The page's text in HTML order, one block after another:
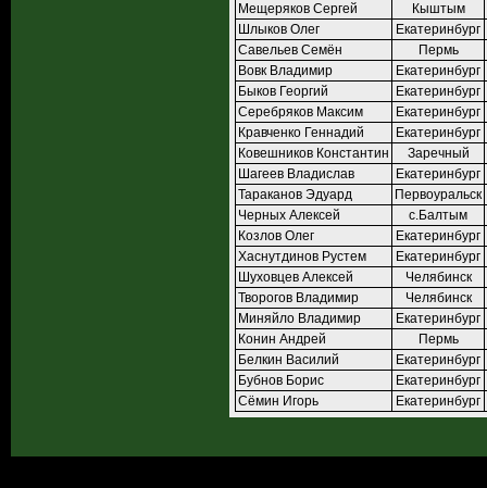
Мещеряков Сергей
Кыштым
Шлыков Олег
Екатеринбург
Савельев Семён
Пермь
Вовк Владимир
Екатеринбург
Быков Георгий
Екатеринбург
Серебряков Максим
Екатеринбург
Кравченко Геннадий
Екатеринбург
Ковешников Константин
Заречный
Шагеев Владислав
Екатеринбург
Тараканов Эдуард
Первоуральск
Черных Алексей
с.Балтым
Козлов Олег
Екатеринбург
Хаснутдинов Рустем
Екатеринбург
Шуховцев Алексей
Челябинск
Творогов Владимир
Челябинск
Миняйло Владимир
Екатеринбург
Конин Андрей
Пермь
Белкин Василий
Екатеринбург
Бубнов Борис
Екатеринбург
Сёмин Игорь
Екатеринбург